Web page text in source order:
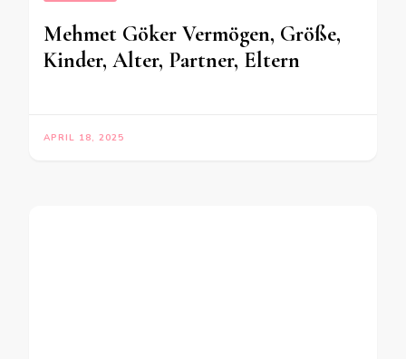
Mehmet Göker Vermögen, Größe,
Kinder, Alter, Partner, Eltern
APRIL 18, 2025